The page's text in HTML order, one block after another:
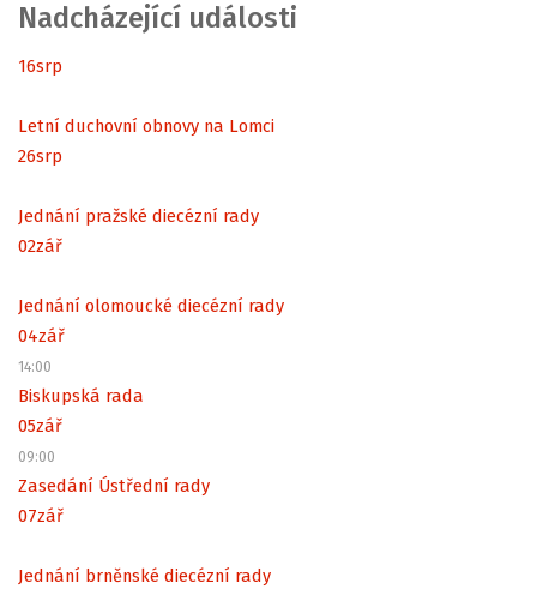
Nadcházející události
16srp
Letní duchovní obnovy na Lomci
26srp
Jednání pražské diecézní rady
02zář
Jednání olomoucké diecézní rady
04zář
14:00
Biskupská rada
05zář
09:00
Zasedání Ústřední rady
07zář
Jednání brněnské diecézní rady